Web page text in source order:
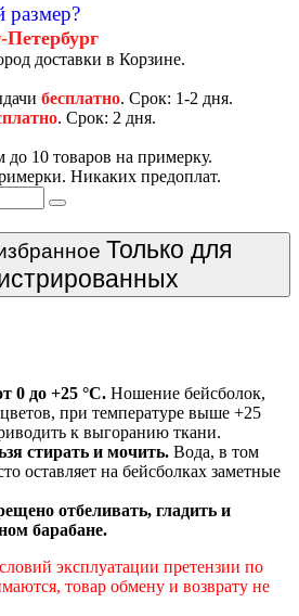
размер?
Петербург
доставки в Корзине.
бесплатно. Срок: 1-2 дня.
. Срок: 2 дня.
10 товаров на примерку.
Никаких предоплат.
Только для
0 до +25 °C. Ношение бейсболок,
при температуре выше +25
к выгоранию ткани.
стирать и мочить. Вода, в том
оставляет на бейсболках заметные
отбеливать, гладить и
барабане.
эксплуатации претензии по
товар обмену и возврату не